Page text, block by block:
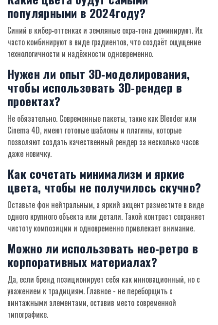
популярными в 2024году?
Синий в кибер‑оттенках и земляные охра‑тона доминируют. Их
часто комбинируют в виде градиентов, что создаёт ощущение
технологичности и надёжности одновременно.
Нужен ли опыт 3D‑моделирования,
чтобы использовать 3D‑рендер в
проектах?
Не обязательно. Современные пакеты, такие как Blender или
Cinema 4D, имеют готовые шаблоны и плагины, которые
позволяют создать качественный рендер за несколько часов
даже новичку.
Как сочетать минимализм и яркие
цвета, чтобы не получилось скучно?
Оставьте фон нейтральным, а яркий акцент разместите в виде
одного крупного объекта или детали. Такой контраст сохраняет
чистоту композиции и одновременно привлекает внимание.
Можно ли использовать нео‑ретро в
корпоративных материалах?
Да, если бренд позиционирует себя как инновационный, но с
уважением к традициям. Главное - не переборщить с
винтажными элементами, оставив место современной
типографике.